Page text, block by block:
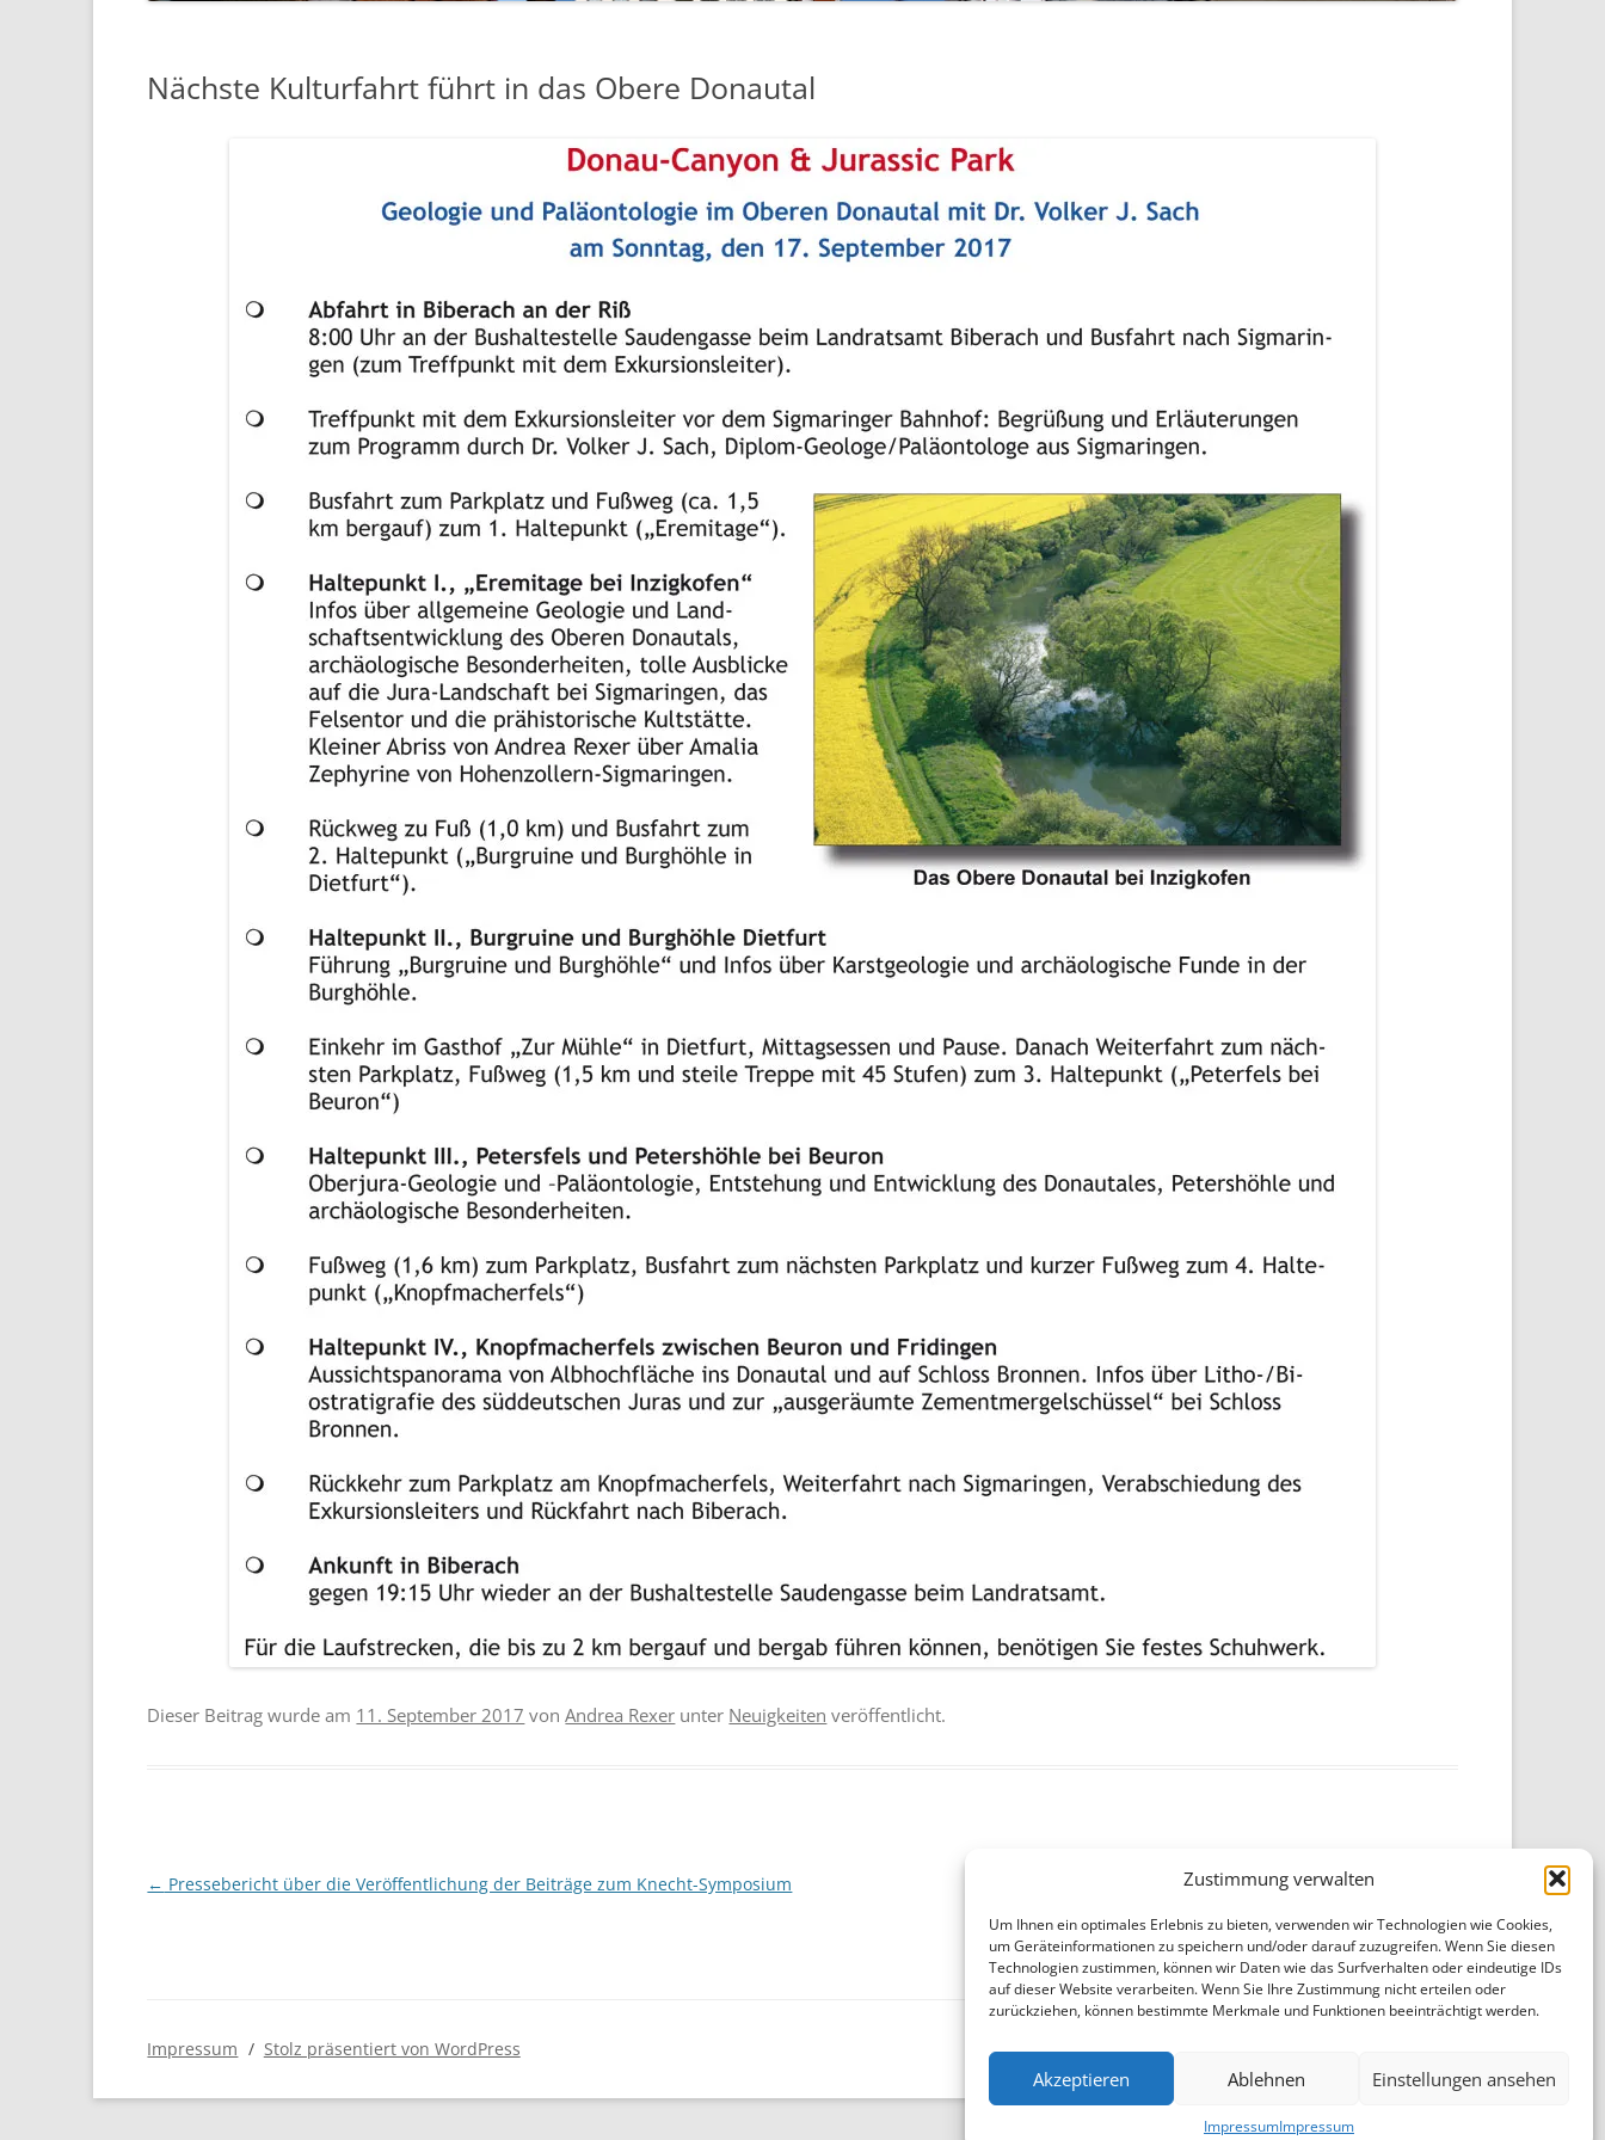
Zustimmung verwalten
Um Ihnen ein optimales Erlebnis zu bieten, verwenden wir Technologien wie Cookies,
um Geräteinformationen zu speichern und/oder darauf zuzugreifen. Wenn Sie diesen
Technologien zustimmen, können wir Daten wie das Surfverhalten oder eindeutige IDs
auf dieser Website verarbeiten. Wenn Sie Ihre Zustimmung nicht erteilen oder
zurückziehen, können bestimmte Merkmale und Funktionen beeinträchtigt werden.
Akzeptieren Ablehnen Einstellungen ansehen
ImpressumImpressum
Nächste Kulturfahrt führt in das Obere Donautal
Dieser Beitrag wurde am 11. September 2017 vonAndrea Rexer unter Neuigkeiten veröffentlicht.
Beitragsnavigation
← Pressebericht über die Veröffentlichung der Beiträge zum Knecht-Symposium Programm der Kulturfahrt nach Schwäbisch Gmünd
Impressum Stolz präsentiert von WordPress